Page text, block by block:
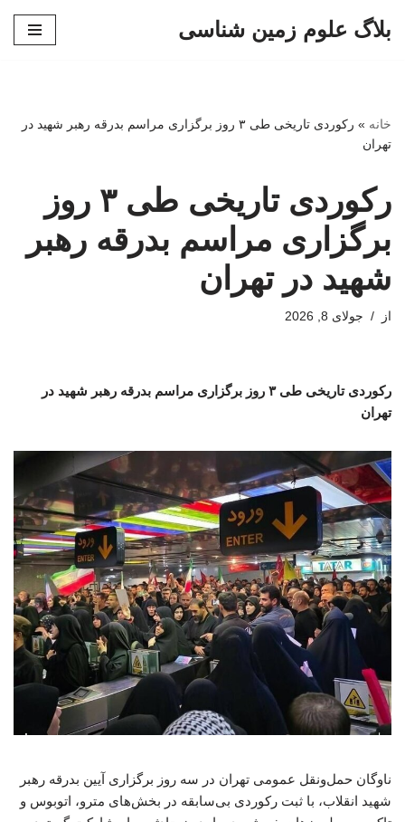
بلاگ علوم زمین شناسی
خانه »
رکوردی تاریخی طی ۳ روز برگزاری مراسم بدرقه رهبر شهید در
تهران
رکوردی تاریخی طی ۳ روز
برگزاری مراسم بدرقه رهبر
شهید در تهران
از جولای 8, 2026
رکوردی تاریخی طی ۳ روز برگزاری مراسم بدرقه رهبر شهید در
تهران
ناوگان حمل‌ونقل عمومی تهران در سه روز برگزاری آیین بدرقه رهبر
شهید انقلاب، با ثبت رکوردی بی‌سابقه در بخش‌های مترو، اتوبوس و